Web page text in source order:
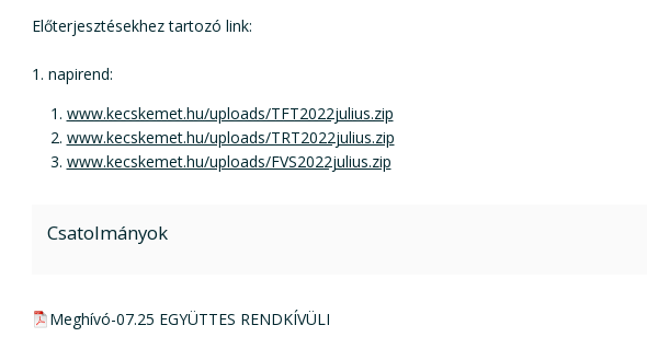
Előterjesztésekhez tartozó link:
1. napirend:
www.kecskemet.hu/uploads/TFT2022julius.zip
www.kecskemet.hu/uploads/TRT2022julius.zip
www.kecskemet.hu/uploads/FVS2022julius.zip
Csatolmányok
pdf csatolmány:
Meghívó-07.25 EGYÜTTES RENDKÍVÜLI